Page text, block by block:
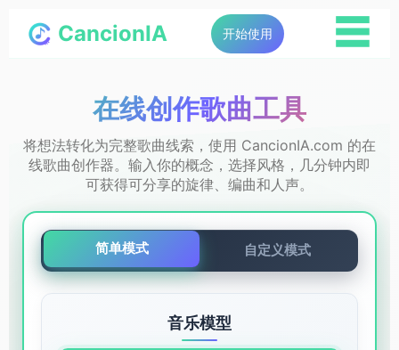
CancionIA 开始使用 ☰
在线创作歌曲工具
将想法转化为完整歌曲线索，使用 CancionIA.com 的在
线歌曲创作器。输入你的概念，选择风格，几分钟内即
可获得可分享的旋律、编曲和人声。
简单模式 自定义模式
音乐模型